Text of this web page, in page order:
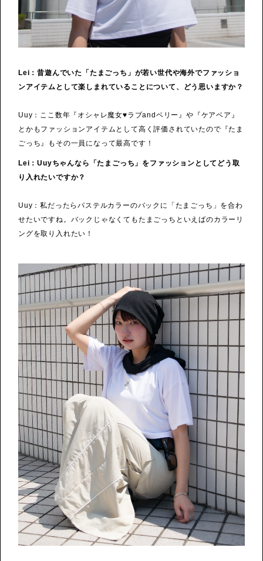
Lei：昔遊んでいた「たまごっち」が若い世代や海外でファッショ
ンアイテムとして楽しまれていることについて、どう思いますか？
Uuy：ここ数年『オシャレ魔女♥ラブandベリー』や『ケアベア』
とかもファッションアイテムとして高く評価されていたので『たま
ごっち』もその一員になって最高です！
Lei：Uuyちゃんなら「たまごっち」をファッションとしてどう取
り入れたいですか？
Uuy：私だったらパステルカラーのバックに「たまごっち」を合わ
せたいですね。バックじゃなくてもたまごっちといえばのカラーリ
ングを取り入れたい！